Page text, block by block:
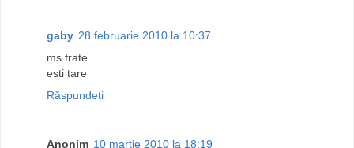
gaby 28 februarie 2010 la 10:37
ms frate....
esti tare
Răspundeți
Anonim 10 martie 2010 la 18:19